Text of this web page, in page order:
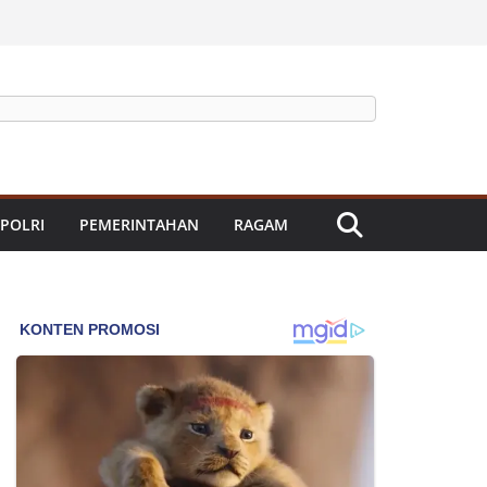
PEMERINTAHAN RAGAM